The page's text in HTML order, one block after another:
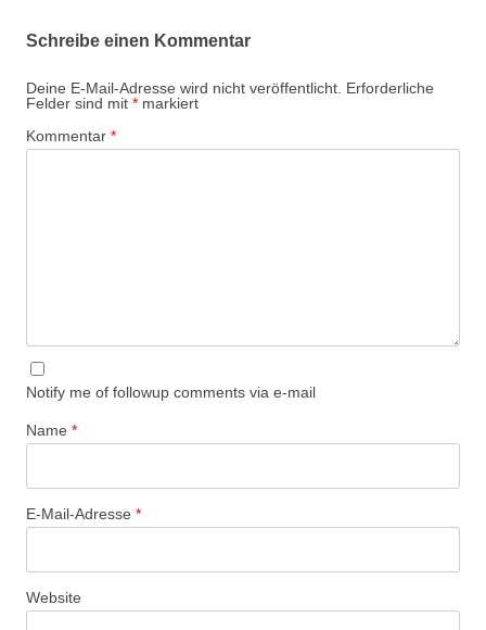
Schreibe einen Kommentar
Deine E-Mail-Adresse wird nicht veröffentlicht. Erforderliche
Felder sind mit * markiert
Kommentar *
Notify me of followup comments via e-mail
Name *
E-Mail-Adresse *
Website